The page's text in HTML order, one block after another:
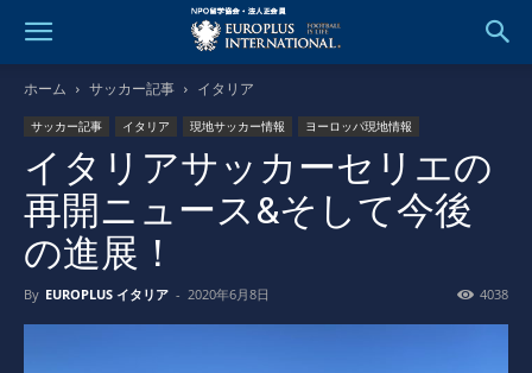
ホーム サッカー記事 イタリア
サッカー記事 イタリア 現地サッカー情報 ヨーロッパ現地情報
イタリアサッカーセリエの
再開ニュース&そして今後
の進展！
By EUROPLUS イタリア - 2020年6月8日 4038